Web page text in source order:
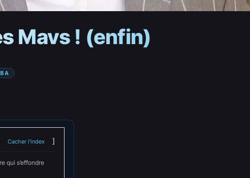
Mavs ! (enfin)
Cacher l'index
qui s’effondre